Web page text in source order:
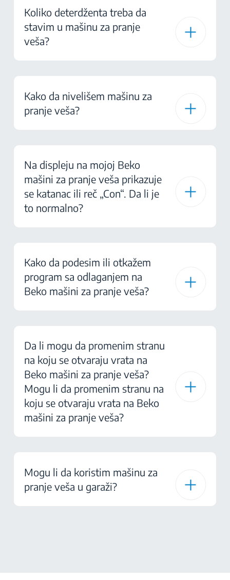
Koliko deterdženta treba da
stavim u mašinu za pranje
veša?
Kako da nivelišem mašinu za
pranje veša?
Na displeju na mojoj Beko
mašini za pranje veša prikazuje
se katanac ili reč „Con“. Da li je
to normalno?
Kako da podesim ili otkažem
program sa odlaganjem na
Beko mašini za pranje veša?
Da li mogu da promenim stranu
na koju se otvaraju vrata na
Beko mašini za pranje veša?
Mogu li da promenim stranu na
koju se otvaraju vrata na Beko
mašini za pranje veša?
Mogu li da koristim mašinu za
pranje veša u garaži?